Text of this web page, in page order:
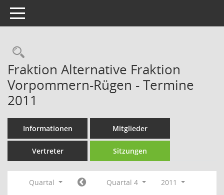
Toggle navigation
Rechercheauswahl
Fraktion Alternative Fraktion
Vorpommern-Rügen - Termine
2011
Informationen Mitglieder
Vertreter Sitzungen
Quartal Quartal 4
2011